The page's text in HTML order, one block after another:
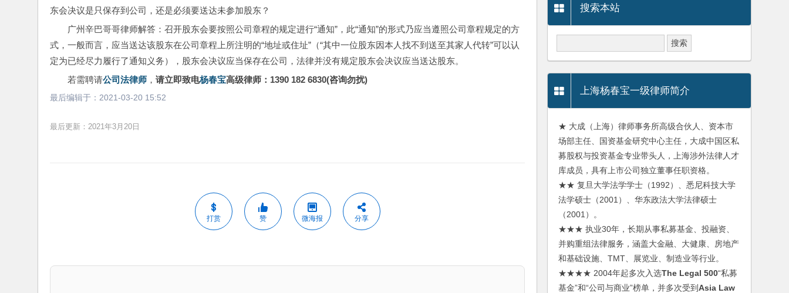
东会决议是只保存到公司，还是必须要送达未参加股东？
广州辛巴哥哥律师解答：召开股东会要按照公司章程的规定进行“通知”，此“通知”的形式乃应当遵照公司章程规定的方
式，一般而言，应当送达该股东在公司章程上所注明的“地址或住址”（“其中一位股东因本人找不到送至其家人代转”可以认
定为已经尽力履行了通知义务），股东会决议应当保存在公司，法律并没有规定股东会决议应当送达股东。
若需聘请公司法律师 ， 请立即致电杨春宝高级律师：1390 182 6830(咨询勿扰)
最后编辑于： 2021-03-20 15:52
最后更新：2021年3月20日
打赏 赞 微海报 分享
搜索本站
上海杨春宝一级律师简介
★ 大成（上海）律师事务所高级合伙人、资本市
场部主任、国资基金研究中心主任，大成中国区私
募股权与投资基金专业带头人，上海涉外法律人才
库成员，具有上市公司独立董事任职资格。
★★ 复旦大学法学学士（1992）、悉尼科技大学
法学硕士（2001）、华东政法大学法律硕士
（2001）。
★★★ 执业30年，长期从事私募基金、投融资、
并购重组法律服务，涵盖大金融、大健康、房地产
和基础设施、TMT、展览业、制造业等行业。
★★★★ 2004年起多次入选The Legal 500“私募
基金”和“公司与商业”榜单，并多次受到Asia Law